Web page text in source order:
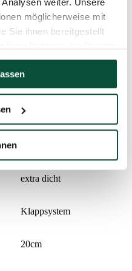
weiter. Unsere
möglicherweise mit
Sie ihnen bereitgestellt
1415
55cm
0
100% 3D
extra dicht
Klappsystem
20cm